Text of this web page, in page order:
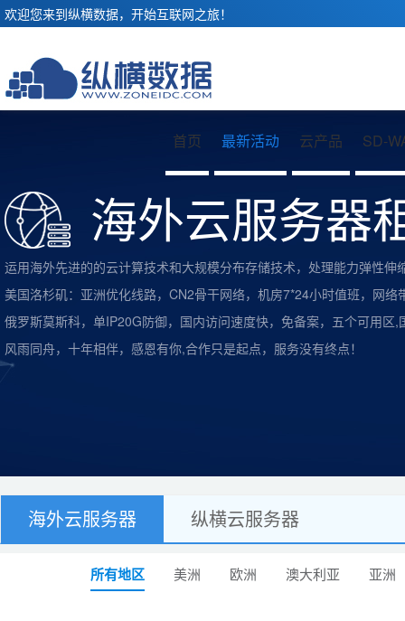
欢迎您来到纵横数据，开始互联网之旅！
首页 最新活动 云产品 SD-
海外云服务器
运用海外先进的的云计算技术和大规模分布存储技术，处理能力弹性伸
美国洛杉矶：亚洲优化线路，CN2骨干网络，机房7*24小时值班，网络
俄罗斯莫斯科，单IP20G防御，国内访问速度快，免备案，五个可用区
风雨同舟，十年相伴，感恩有你,合作只是起点，服务没有终点！
海外云服务器 纵横云服务器
所有地区 美洲 欧洲 澳大利亚 亚洲